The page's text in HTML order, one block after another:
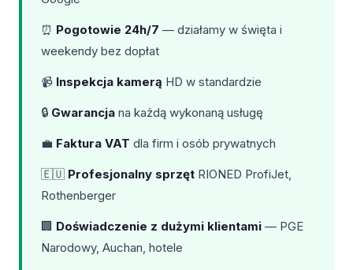
⏰ Pogotowie 24h/7 — działamy w święta i
weekendy bez dopłat
📹 Inspekcja kamerą HD w standardzie
🔒 Gwarancja na każdą wykonaną usługę
💼 Faktura VAT dla firm i osób prywatnych
🇪🇺 Profesjonalny sprzęt RIONED ProfiJet,
Rothenberger
🏢 Doświadczenie z dużymi klientami — PGE
Narodowy, Auchan, hotele